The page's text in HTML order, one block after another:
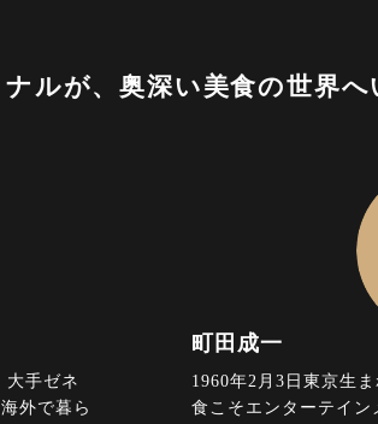
ルが、奥深い美食の世界
大手ゼネ
外で暮ら
町田成一
1960年2月3日東京生
食こそエンターテイン